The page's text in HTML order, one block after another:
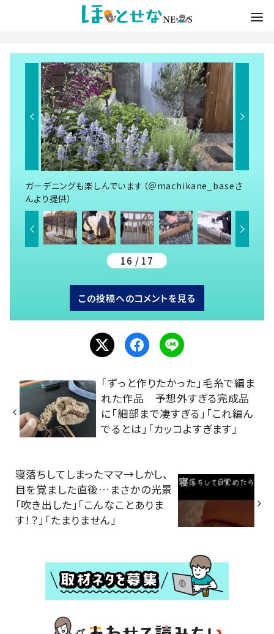
ガーデニングも楽しんでいます（＠machikane_baseさ
んより提供）
16 / 17
この投稿へのコメントを見る
「ずっと作りたかった」毛糸で編ま
れた作品 予想外すぎる完成品
に「細部まで凄すぎる」「これ編ん
でるとは」「カッコよすぎます」
寝落ちしてしまったママ→しかし、
目を覚ました直後…まさかの光景
「吹き出した」「こんなことありま
す！？」「たまりません」